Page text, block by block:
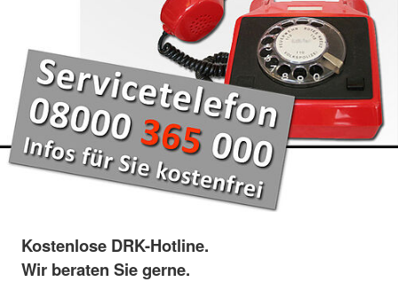
Kostenlose DRK-Hotline.
Wir beraten Sie gerne.